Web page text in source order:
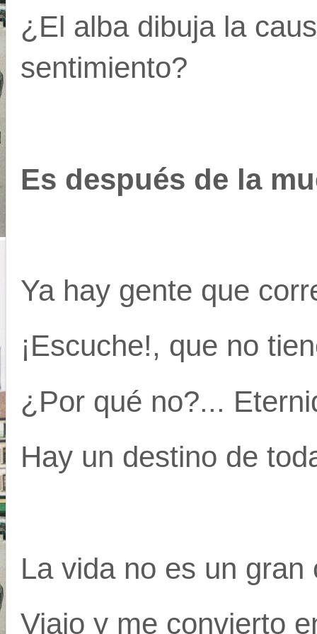
¿El alba dibuja la
sentimiento?
Es después de la
Ya hay gente que
¡Escuche!, que no
¿Por qué no?...
Hay un destino de
La vida no es un gran
Viajo y me convierto